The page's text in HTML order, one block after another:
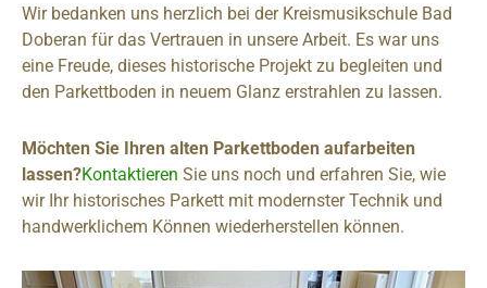
Wir bedanken uns herzlich bei der Kreismusikschule Bad
Doberan für das Vertrauen in unsere Arbeit. Es war uns
eine Freude, dieses historische Projekt zu begleiten und
den Parkettboden in neuem Glanz erstrahlen zu lassen.
Möchten Sie Ihren alten Parkettboden aufarbeiten
lassen?Kontaktieren Sie uns noch und erfahren Sie, wie
wir Ihr historisches Parkett mit modernster Technik und
handwerklichem Können wiederherstellen können.